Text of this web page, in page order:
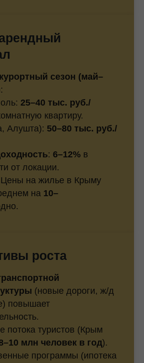
сезон (май–
:
25–40 тыс. руб./
квартиру.
Алушта): 50–80 тыс. руб./
: 6–12% в
от локации.
на жилье в Крыму
на 10–
роста
(новые дороги, ж/д
повышает
потока туристов (Крым
млн человек в год).
программы (ипотека